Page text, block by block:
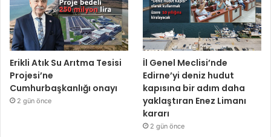
Erikli Atık Su Arıtma Tesisi
Projesi’ne
Cumhurbaşkanlığı onayı
2 gün önce
İl Genel Meclisi’nde
Edirne’yi deniz hudut
kapısına bir adım daha
yaklaştıran Enez Limanı
kararı
2 gün önce